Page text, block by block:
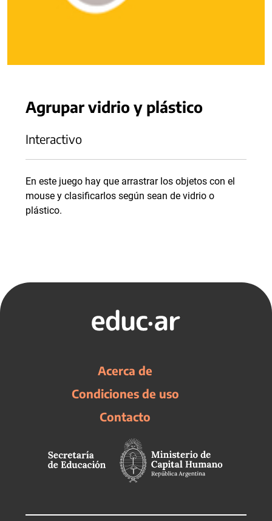
Agrupar vidrio y plástico
Interactivo
En este juego hay que arrastrar los objetos con el
mouse y clasificarlos según sean de vidrio o
plástico.
Acerca de
Condiciones de uso
Contacto